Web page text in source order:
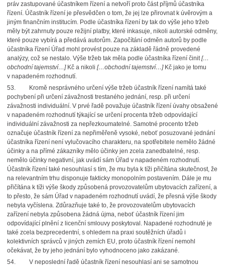
práv zastupované účastníkem řízení a netvoří proto část příjmů účastníka
řízení. Účastník řízení je přesvědčen o tom, že jej lze přirovnat k úvěrovým a
jiným finančním institucím. Podle účastníka řízení by tak do výše jeho tržeb
měly být zahrnuty pouze režijní platby, které inkasuje, nikoli autorské odměny,
které pouze vybírá a předává autorům. Započítání odměn autorů by podle
účastníka řízení Úřad mohl provést pouze na základě řádně provedené
analýzy, což se nestalo. Výše tržeb tak měla podle účastníka řízení činit[…
obchodní tajemství…]Kč a nikoli […obchodní tajemství…]Kč jako je tomu
v napadeném rozhodnutí.
53.
Kromě nesprávného určení výše tržeb účastník řízení namítá také
pochybení při určení závažnosti trestaného jednání, resp. při určení
závažnosti individuální. V prvé řadě považuje účastník řízení úvahy obsažené
v napadeném rozhodnutí týkající se určení procenta tržeb odpovídající
individuální závažnosti za nepřezkoumatelné. Samotné procento tržeb
označuje účastník řízení za nepřiměřeně vysoké, neboť posuzované jednání
účastníka řízení není vylučovacího charakteru, na spotřebitele nemělo žádné
účinky a na přímé zákazníky mělo účinky jen zcela zanedbatelné, resp.
nemělo účinky negativní, jak uvádí sám Úřad v napadeném rozhodnutí.
Účastník řízení také nesouhlasí s tím, že mu byla k tíži přičítána skutečnost, že
na relevantním trhu disponuje fakticky monopolním postavením. Dále je mu
přičítána k tíži výše škody způsobená provozovatelům ubytovacích zařízení, a
to přesto, že sám Úřad v napadeném rozhodnutí uvádí, že přesná výše škody
nebyla vyčíslena. Zdůrazňuje také to, že provozovatelům ubytovacích
zařízení nebyla způsobena žádná újma, neboť účastník řízení jim
odpovídající plnění z licenční smlouvy poskytoval. Napadené rozhodnuté je
také zcela bezprecedentní, s ohledem na praxi soutěžních úřadů i
kolektivních správců v jiných zemích EU, proto účastník řízení nemohl
očekávat, že by jeho jednání bylo vyhodnoceno jako zakázané.
54.
V neposlední řadě účastník řízení nesouhlasí ani se samotnou